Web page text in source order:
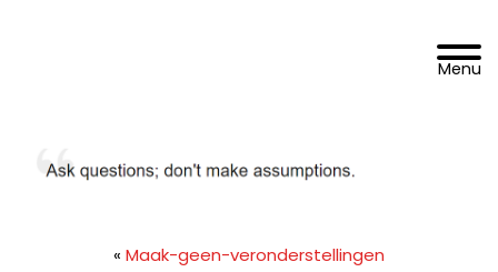
« Maak-geen-veronderstellingen